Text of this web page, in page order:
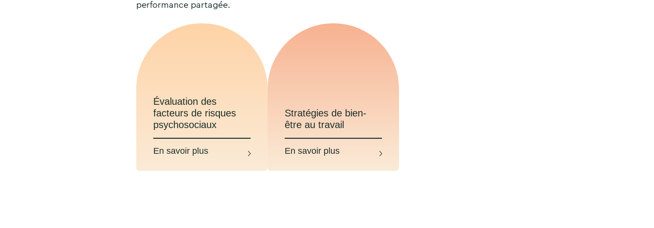
performance partagée.
Évaluation des
facteurs de risques
psychosociaux
Stratégies de bien-
être au travail